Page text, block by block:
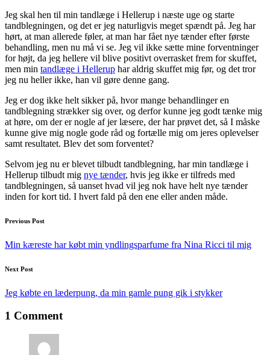
Jeg skal hen til min tandlæge i Hellerup i næste uge og starte
tandblegningen, og det er jeg naturligvis meget spændt på. Jeg har
hørt, at man allerede føler, at man har fået nye tænder efter første
behandling, men nu må vi se. Jeg vil ikke sætte mine forventninger
for højt, da jeg hellere vil blive positivt overrasket frem for skuffet,
men min tandlæge i Hellerup har aldrig skuffet mig før, og det tror
jeg nu heller ikke, han vil gøre denne gang.
Jeg er dog ikke helt sikker på, hvor mange behandlinger en
tandblegning strækker sig over, og derfor kunne jeg godt tænke mig
at høre, om der er nogle af jer læsere, der har prøvet det, så I måske
kunne give mig nogle gode råd og fortælle mig om jeres oplevelser
samt resultatet. Blev det som forventet?
Selvom jeg nu er blevet tilbudt tandblegning, har min tandlæge i
Hellerup tilbudt mig nye tænder, hvis jeg ikke er tilfreds med
tandblegningen, så uanset hvad vil jeg nok have helt nye tænder
inden for kort tid. I hvert fald på den ene eller anden måde.
Post
navigation
Previous Post
Min kæreste har købt min yndlingsparfume fra Nina Ricci til mig
Next Post
Jeg købte en læderpung, da min gamle pung gik i stykker
1 Comment